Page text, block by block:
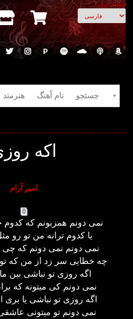
انتخاب زبان
P
جستجو نام آهنگ هنرمند
اکه
امیر آرام
نمی دونم همزبونم که کدوم
یا کدوم ترانه من تو رو
نمی دونم نمی دونم که چی
چه خطایی سر زد از من که
اگه روزی تو نباشی بین
نمی دونم کی میتونه که
اگه روزی تو نباشی یا
نمی دونم تو میتونی